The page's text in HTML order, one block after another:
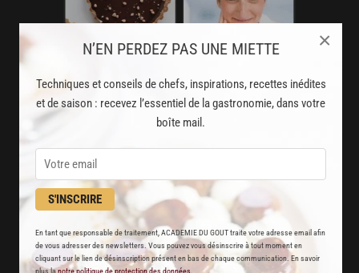
N’EN PERDEZ PAS UNE MIETTE
Techniques et conseils de chefs, inspirations, recettes inédites
et de saison : recevez l’essentiel de la gastronomie, dans votre
boîte mail.
S'INSCRIRE
En tant que responsable de traitement, ACADEMIE DU GOUT traite votre adresse email afin
de vous adresser des newsletters. Vous pouvez vous désinscrire à tout moment en
cliquant sur le lien de désinscription présent en bas de chaque communication. En savoir
plus lanotre politique de protection des données
×
AVEC VOTRE ABONNEMENT
PREMIUM
LA CUISINE DES CHEFS, ENFIN ACCESSIBLE !
8000recettes exclusives